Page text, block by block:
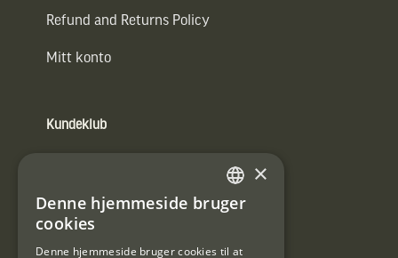
Refund and Returns Policy
Mitt konto
Kundeklub
E-
post
SWEDISH
×
Denne hjemmeside bruger
cookies
Denne hjemmeside bruger cookies til at